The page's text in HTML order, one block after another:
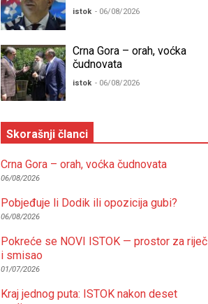
istok - 06/08/2026
Crna Gora – orah, voćka
čudnovata
istok - 06/08/2026
Skorašnji članci
Crna Gora – orah, voćka čudnovata
06/08/2026
Pobjeđuje li Dodik ili opozicija gubi?
06/08/2026
Pokreće se NOVI ISTOK — prostor za riječ
i smisao
01/07/2026
Kraj jednog puta: ISTOK nakon deset